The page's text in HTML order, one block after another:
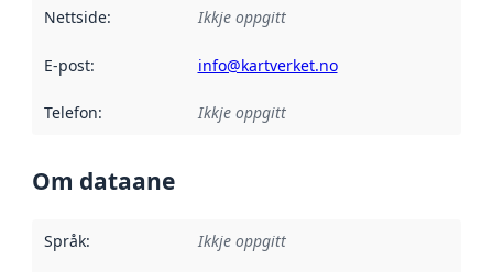
Nettside: Ikkje oppgitt
E-post: info@kartverket.no
Telefon: Ikkje oppgitt
Om dataane
Språk: Ikkje oppgitt